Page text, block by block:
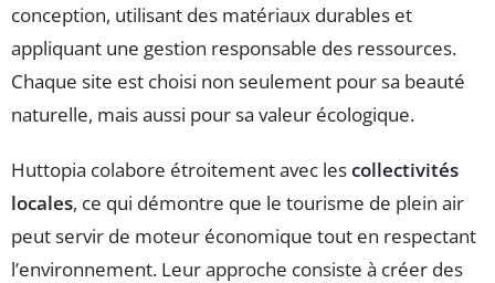
conception, utilisant des matériaux durables et
appliquant une gestion responsable des ressources.
Chaque site est choisi non seulement pour sa beauté
naturelle, mais aussi pour sa valeur écologique.
Huttopia colabore étroitement avec lescollectivités
locales, ce qui démontre que le tourisme de plein air
peut servir de moteur économique tout en respectant
l’environnement. Leur approche consiste à créer des